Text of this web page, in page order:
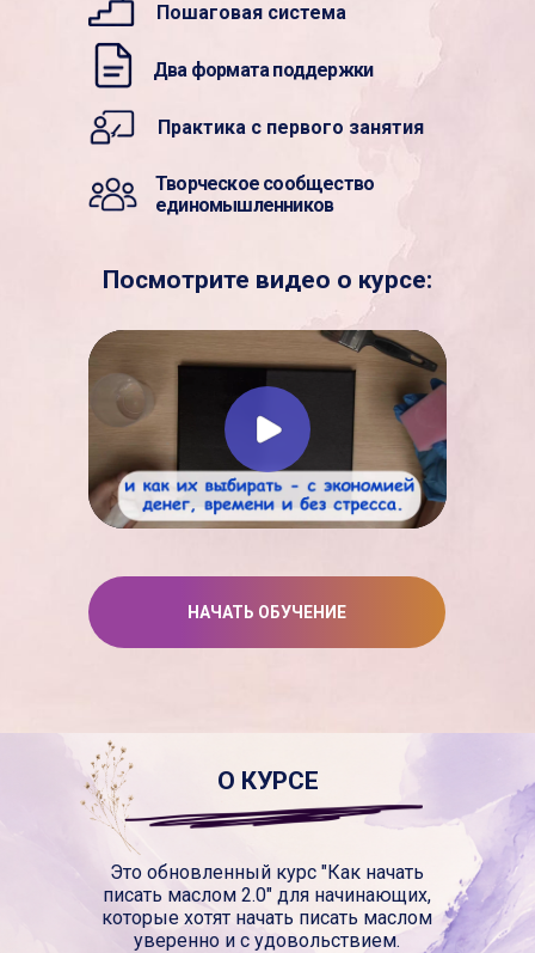
Пошаговая система
Два формата поддержки
Практика с первого занятия
Творческое сообщество
единомышленников
Посмотрите видео о курсе:
НАЧАТЬ ОБУЧЕНИЕ
О КУРСЕ
Это обновленный курс "Как начать
писать маслом 2.0" для начинающих,
которые хотят начать писать маслом
уверенно и с удовольствием.